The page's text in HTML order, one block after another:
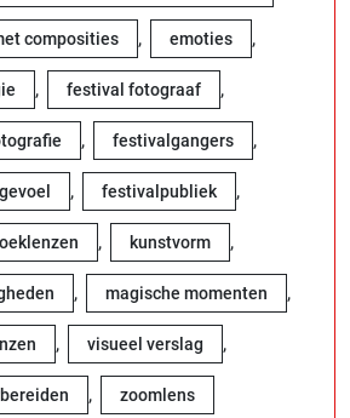
composities , emoties ,
, festival fotograaf ,
, festivalgangers ,
, festivalpubliek ,
, kunstvorm ,
, magische momenten ,
, visueel verslag ,
, zoomlens